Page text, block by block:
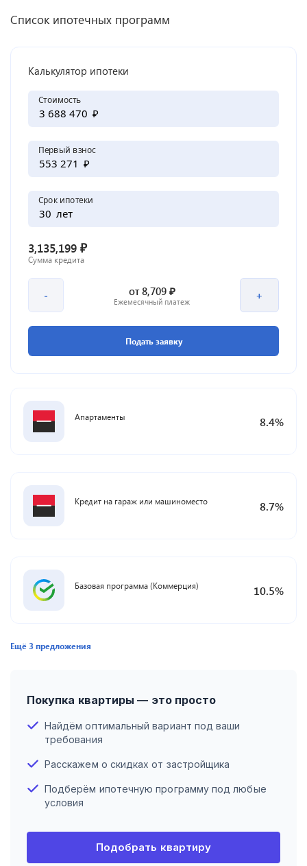
Список ипотечных программ
Калькулятор ипотеки
Стоимость
₽
Первый взнос
₽
Срок ипотеки
лет
3,135,199 ₽
Сумма кредита
- от8,709 ₽
Ежемесячный платеж +
Подать заявку
Апартаменты 8.4%
Кредит на гараж или машиноместо 8.7%
Базовая программа (Коммерция) 10.5%
Ещё3предложения
Покупка квартиры — это просто
Найдём оптимальный вариант под ваши
требования
Расскажем о скидках от застройщика
Подберём ипотечную программу под любые
условия
Подобрать квартиру